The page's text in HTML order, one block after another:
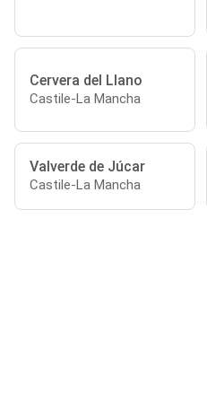
Cervera del Llano
Castile-La Mancha
Valverde de Júcar
Castile-La Mancha